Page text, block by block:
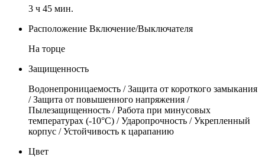
3 ч 45 мин.
Расположение Включение/Выключателя
На торце
Защищенность
Водонепроницаемость / Защита от короткого замыкания
/ Защита от повышенного напряжения /
Пылезащищенность / Работа при минусовых
температурах (-10°С) / Ударопрочность / Укрепленный
корпус / Устойчивость к царапанию
Цвет